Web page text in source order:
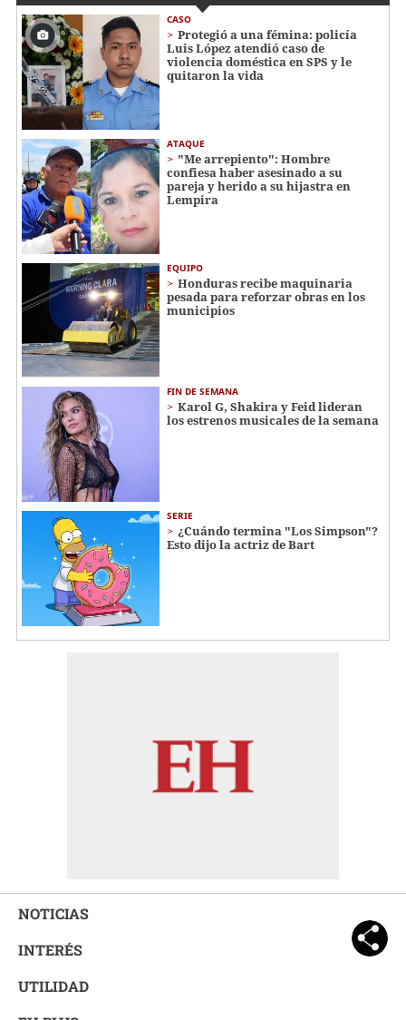
CASO
Protegió a una fémina: policía
Luis López atendió caso de
violencia doméstica en SPS y le
quitaron la vida
ATAQUE
"Me arrepiento": Hombre
confiesa haber asesinado a su
pareja y herido a su hijastra en
Lempira
EQUIPO
Honduras recibe maquinaria
pesada para reforzar obras en los
municipios
FIN DE SEMANA
Karol G, Shakira y Feid lideran
los estrenos musicales de la semana
SERIE
¿Cuándo termina "Los Simpson"?
Esto dijo la actriz de Bart
NOTICIAS
INTERÉS
UTILIDAD